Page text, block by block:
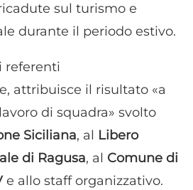
sul turismo e
durante il periodo estivo.
referenti
attribuisce il risultato «a
di squadra» svolto
Siciliana, al Libero
di Ragusa, al Comune di
e allo staff organizzativo.